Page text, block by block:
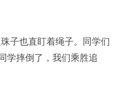
子也直盯着绳子。同学们
学摔倒了，我们乘胜追